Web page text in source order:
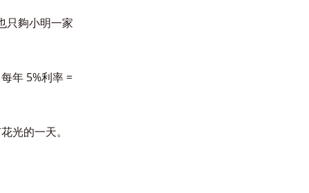
只夠小明一家
年 5%利率 =
光的一天。